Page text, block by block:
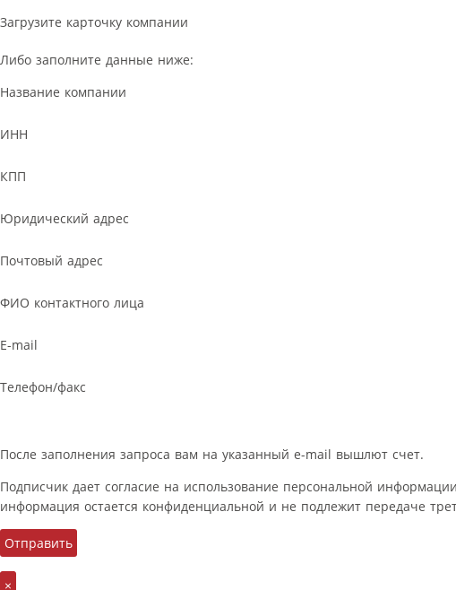
Загрузите карточку компании
Либо заполните данные ниже:
Название компании
ИНН
КПП
Юридический адрес
Почтовый адрес
ФИО контактного лица
E-mail
Телефон/факс
После заполнения запроса вам на указанный e-mail вышлют счет.
Подписчик дает согласие на использование персональной
информация остается конфиденциальной и не подлежит передаче
×